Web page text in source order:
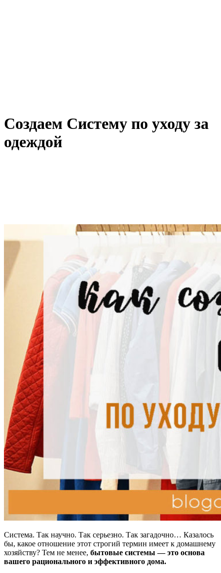
Создаем Систему по уходу за
одеждой
Система. Так научно. Так серьезно. Так загадочно… Казалось
бы, какое отношение этот строгий термин имеет к домашнему
хозяйству? Тем не менее, бытовые системы — это основа
вашего рационального и эффективного дома.